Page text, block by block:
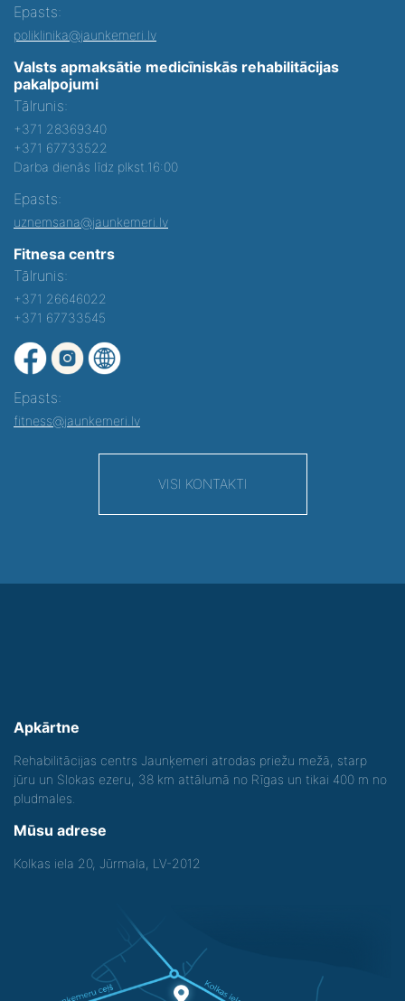
Epasts:
poliklinika@jaunkemeri.lv
Valsts apmaksātie medicīniskās rehabilitācijas
pakalpojumi
Tālrunis:
+371 28369340
+371 67733522
Darba dienās līdz plkst.16:00
Epasts:
uznemsana@jaunkemeri.lv
Fitnesa centrs
Tālrunis:
+371 26646022
+371 67733545
Epasts:
fitness@jaunkemeri.lv
VISI KONTAKTI
Apkārtne
Rehabilitācijas centrs Jaunķemeri atrodas priežu mežā, starp
jūru un Slokas ezeru, 38 km attālumā no Rīgas un tikai 400 m no
pludmales.
Mūsu adrese
Kolkas iela 20, Jūrmala, LV-2012